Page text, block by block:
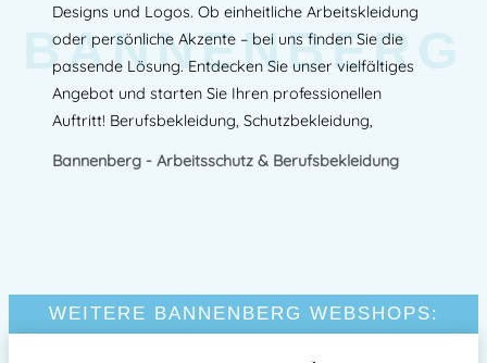
Designs und Logos. Ob einheitliche Arbeitskleidung
oder persönliche Akzente – bei uns finden Sie die
passende Lösung. Entdecken Sie unser vielfältiges
Angebot und starten Sie Ihren professionellen
Auftritt! Berufsbekleidung, Schutzbekleidung,
Bannenberg - Arbeitsschutz & Berufsbekleidung
BANNENBERG
WEITERE BANNENBERG WEBSHOPS: